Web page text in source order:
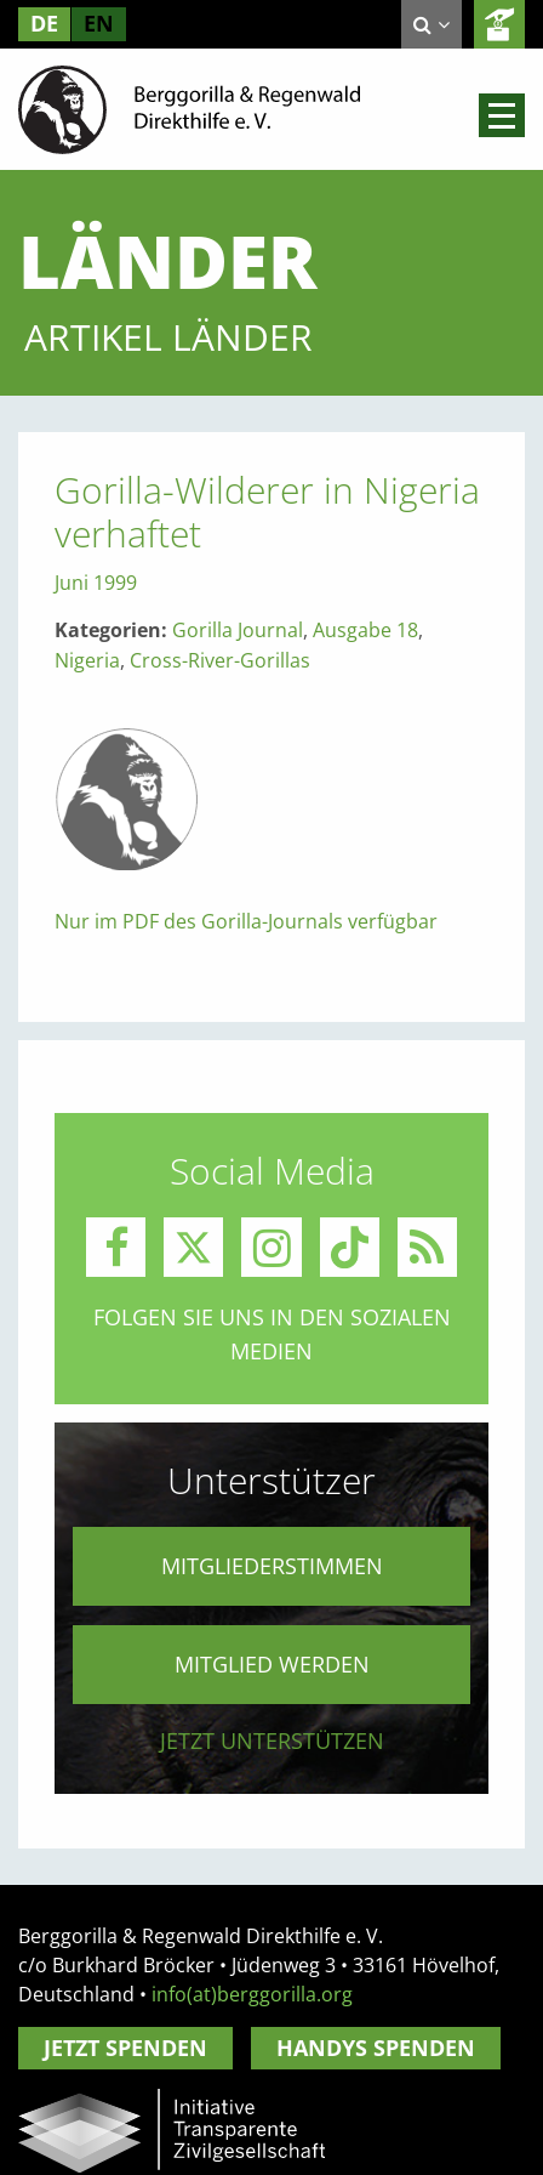
DE EN
LÄNDER
ARTIKEL LÄNDER
Gorilla-Wilderer in Nigeria
verhaftet
Juni 1999
Kategorien: Gorilla Journal, Ausgabe 18,
Nigeria, Cross-River-Gorillas
Nur im PDF des Gorilla-Journals verfügbar
Social Media
FOLGEN SIE UNS IN DEN SOZIALEN
MEDIEN
Unterstützer
MITGLIEDERSTIMMEN
MITGLIED WERDEN
JETZT UNTERSTÜTZEN
Berggorilla & Regenwald Direkthilfe e. V.
c/o Burkhard Bröcker • Jüdenweg 3 • 33161 Hövelhof,
Deutschland • info(at)berggorilla.org
JETZT SPENDEN HANDYS SPENDEN